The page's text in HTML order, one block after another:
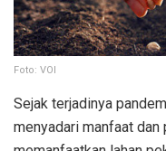
Foto: VOI
Sejak terjadinya
menyadari manfaat